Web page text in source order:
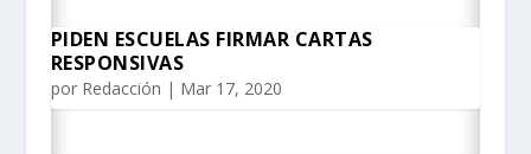
PIDEN ESCUELAS FIRMAR CARTAS
RESPONSIVAS
por Redacción | Mar 17, 2020